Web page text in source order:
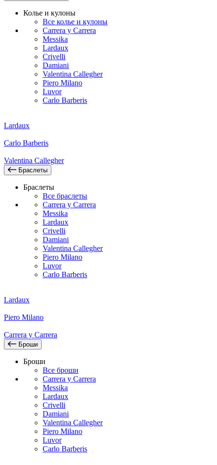
Колье и кулоны
Все колье и кулоны
Carrera y Carrera
Messika
Lardaux
Crivelli
Damiani
Valentina Callegher
Piero Milano
Luvor
Carlo Barberis
Lardaux
Carlo Barberis
Valentina Callegher
Браслеты
Браслеты
Все браслеты
Carrera y Carrera
Messika
Lardaux
Crivelli
Damiani
Valentina Callegher
Piero Milano
Luvor
Carlo Barberis
Lardaux
Piero Milano
Carrera y Carrera
Броши
Броши
Все броши
Carrera y Carrera
Messika
Lardaux
Crivelli
Damiani
Valentina Callegher
Piero Milano
Luvor
Carlo Barberis